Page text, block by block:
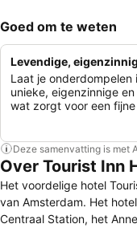
Goed om te weten
Levendige,
Laat je
unieke, eigenzinnige
wat zorgt voor een
Deze samenvatting is met
Over Tourist Inn
Het voordelige hotel
van Amsterdam. Het
Centraal Station, het